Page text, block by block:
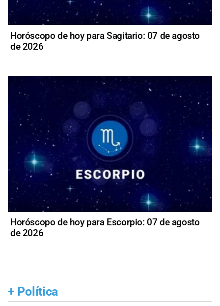
Horóscopo de hoy para Sagitario: 07 de agosto
de 2026
Horóscopo de hoy para Escorpio: 07 de agosto
de 2026
+ Política